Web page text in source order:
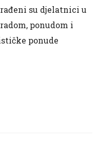
su djelatnici u
ponudom i
ponude